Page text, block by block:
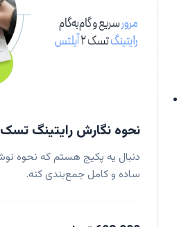
نحوه نگارش رایتینگ تسک 2 آزمون آیلتس
ساده و کامل جمع‌بندی کنه.